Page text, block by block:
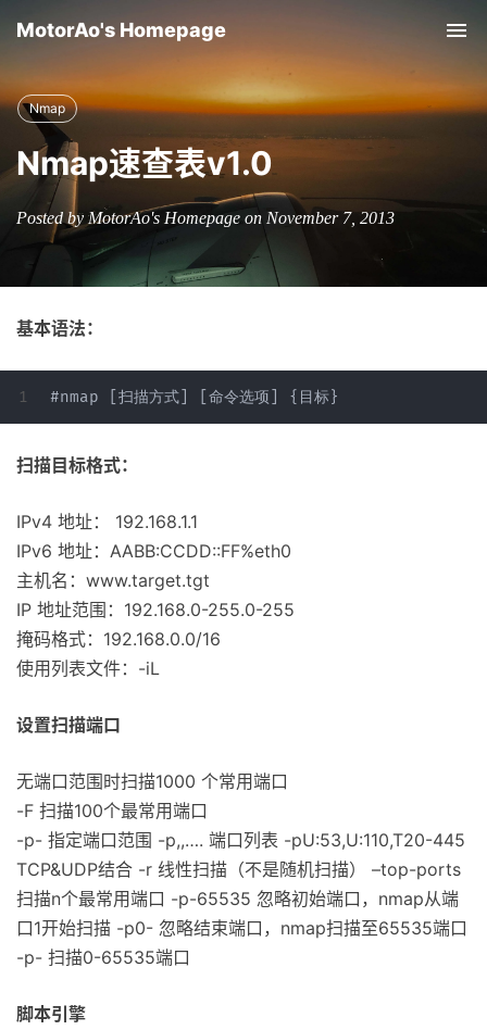
MotorAo's Homepage
Nmap
Nmap速查表v1.0
Posted by MotorAo's Homepage on November 7, 2013
基本语法：
扫描目标格式：
IPv4 地址： 192.168.1.1
IPv6 地址：AABB:CCDD::FF%eth0
主机名：www.target.tgt
IP 地址范围：192.168.0-255.0-255
掩码格式：192.168.0.0/16
使用列表文件：-iL
设置扫描端口
无端口范围时扫描1000 个常用端口
-F 扫描100个最常用端口
-p- 指定端口范围 -p,,…. 端口列表 -pU:53,U:110,T20-445
TCP&UDP结合 -r 线性扫描（不是随机扫描） –top-ports
扫描n个最常用端口 -p-65535 忽略初始端口，nmap从端
口1开始扫描 -p0- 忽略结束端口，nmap扫描至65535端口
-p- 扫描0-65535端口
脚本引擎